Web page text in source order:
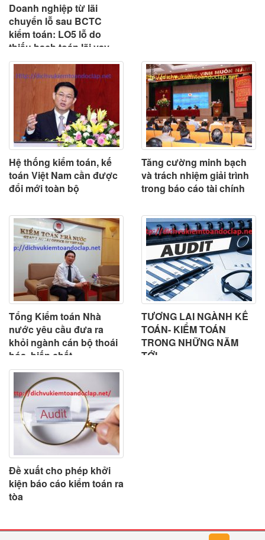
Doanh nghiệp từ lãi
chuyển lỗ sau BCTC
kiểm toán: LO5 lỗ do
thiếu hạch toán lãi vay
phải trả
Hệ thống kiểm toán, kế
toán Việt Nam cần được
đổi mới toàn bộ
Tăng cường minh bạch
và trách nhiệm giải trình
trong báo cáo tài chính
Tổng Kiểm toán Nhà
nước yêu cầu đưa ra
khỏi ngành cán bộ thoái
hóa, biến chất
TƯƠNG LAI NGÀNH KẾ
TOÁN- KIỂM TOÁN
TRONG NHỮNG NĂM
TỚI
Đề xuất cho phép khởi
kiện báo cáo kiểm toán ra
tòa